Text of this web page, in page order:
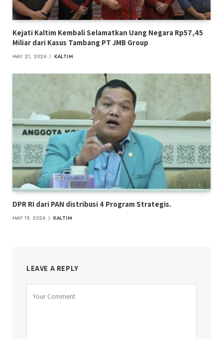
Kejati Kaltim Kembali Selamatkan Uang Negara Rp57,45
Miliar dari Kasus Tambang PT JMB Group
MAY 21, 2026 KALTIM
DPR RI dari PAN distribusi 4 Program Strategis.
MAY 19, 2026 KALTIM
LEAVE A REPLY